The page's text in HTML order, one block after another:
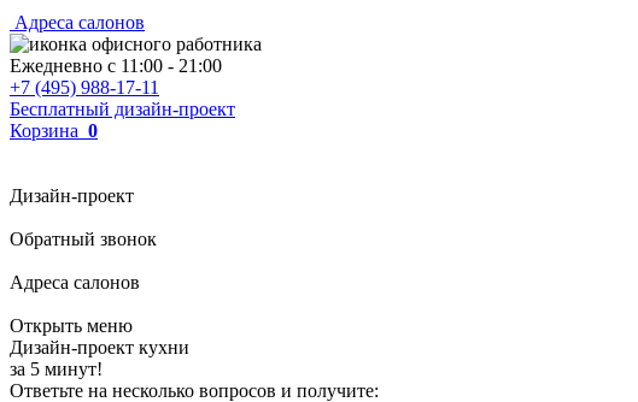
Адреса салонов
Ежедневно с 11:00 - 21:00
+7 (495) 988-17-11
Бесплатный дизайн-проект
Корзина 0
Дизайн-проект
Обратный звонок
Адреса салонов
Открыть меню
Дизайн-проект кухни
за 5 минут!
Ответьте на несколько вопросов и получите: